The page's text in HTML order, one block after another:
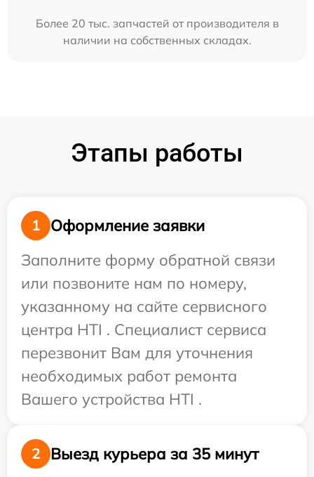
Более 20 тыс. запчастей от производителя в
наличии на собственных складах.
Этапы работы
1
Оформление заявки
Заполните форму обратной связи
или позвоните нам по номеру,
указанному на сайте сервисного
центра HTI . Специалист сервиса
перезвонит Вам для уточнения
необходимых работ ремонта
Вашего устройства HTI .
2 Выезд курьера за 35 минут